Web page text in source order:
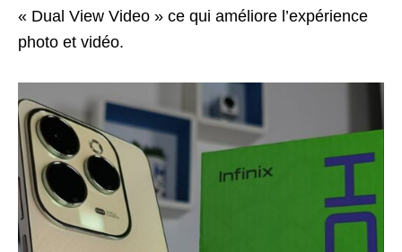
« Dual View Video » ce qui améliore l’expérience
photo et vidéo.